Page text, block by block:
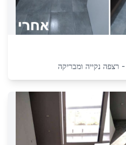
- רצפה נקייה ומבריקה